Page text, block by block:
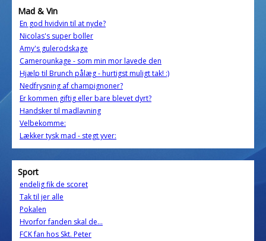
Mad & Vin
En god hvidvin til at nyde?
Nicolas's super boller
Amy's gulerodskage
Camerounkage - som min mor lavede den
Hjælp til Brunch pålæg - hurtigst muligt tak! :)
Nedfrysning af champignoner?
Er kommen giftig eller bare blevet dyrt?
Handsker til madlavning
Velbekomme:
Lækker tysk mad - stegt yver:
Sport
endelig fik de scoret
Tak til jer alle
Pokalen
Hvorfor fanden skal de...
FCK fan hos Skt. Peter